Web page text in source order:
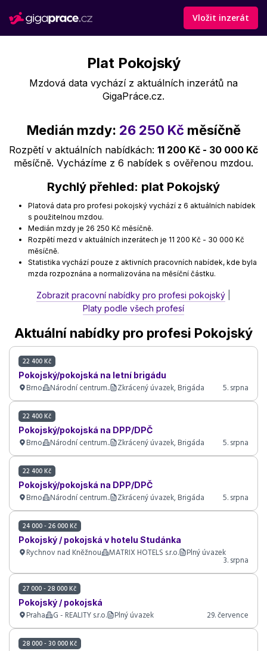
Vložit inzerát
Plat Pokojský
Mzdová data vychází z aktuálních inzerátů na
GigaPráce.cz.
Medián mzdy: 26 250 Kč měsíčně
Rozpětí v aktuálních nabídkách: 11 200 Kč - 30 000 Kč
měsíčně. Vycházíme z 6 nabídek s ověřenou mzdou.
Rychlý přehled: plat Pokojský
Platová data pro profesi pokojský vychází z 6 aktuálních nabídek
s použitelnou mzdou.
Medián mzdy je 26 250 Kč měsíčně.
Rozpětí mezd v aktuálních inzerátech je 11 200 Kč - 30 000 Kč
měsíčně.
Statistika vychází pouze z aktivních pracovních nabídek, kde byla
mzda rozpoznána a normalizována na měsíční částku.
Zobrazit pracovní nabídky pro profesi pokojský
Platy podle všech profesí
Aktuální nabídky pro profesi Pokojský
22 400 Kč
Pokojský/pokojská na letní brigádu
Brno Národní centrum.. Zkrácený úvazek, Brigáda 5. srpna
22 400 Kč
Pokojský/pokojská na DPP/DPČ
Brno Národní centrum.. Zkrácený úvazek, Brigáda 5. srpna
22 400 Kč
Pokojský/pokojská na DPP/DPČ
Brno Národní centrum.. Zkrácený úvazek, Brigáda 5. srpna
24 000 - 26 000 Kč
Pokojský / pokojská v hotelu Studánka
Rychnov nad Kněžnou MATRIX HOTELS s.r.o. Plný úvazek
3. srpna
27 000 - 28 000 Kč
Pokojský / pokojská
Praha G - REALITY s.r.o. Plný úvazek 29. července
28 000 - 30 000 Kč